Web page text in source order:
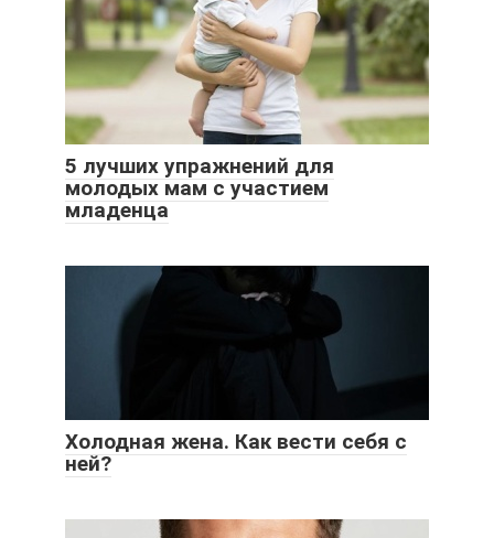
5 лучших упражнений для
молодых мам с участием
младенца
Холодная жена. Как вести себя с
ней?